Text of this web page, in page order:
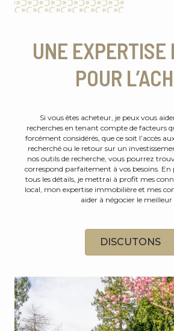
UNE EXPERTISE
POUR
Si vous êtes acheteur, je peux vous
recherches en tenant compte de facteurs
forcément considérés, que ce soit l’accès
recherché ou le retour sur un
nos outils de recherche, vous pourrez
correspond parfaitement à vos besoins. En
tous les détails, je mettrai à profit mes
local, mon expertise immobilière et mes
aider à négocier le meilleur
DISCUTONS